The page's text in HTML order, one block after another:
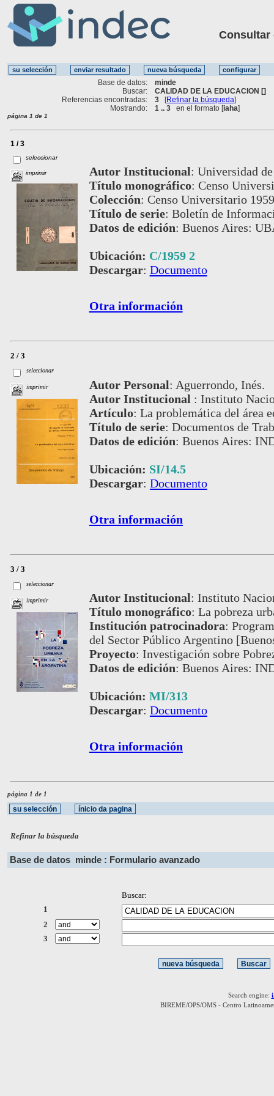
Consultar
Base de datos:
minde
Buscar:
CALIDAD DE LA EDUCACION []
Referencias encontradas:
3 [Refinar la búsqueda]
Mostrando:
1 .. 3 en el formato [iaha]
página 1 de 1
1 / 3
seleccionar
imprimir Autor Institucional: Universidad
Título monográfico: Censo
Colección: Censo Universitario
Título de serie: Boletín de
Datos de edición: Buenos Aires:
Ubicación: C/1959 2
Descargar: Documento
Otra información
2 / 3
seleccionar
imprimir Autor Personal: Aguerrondo, Inés.
Autor Institucional : Instituto
Artículo: La problemática del área
Título de serie: Documentos de
Datos de edición: Buenos Aires:
Ubicación: SI/14.5
Descargar: Documento
Otra información
3 / 3
seleccionar
imprimir Autor Institucional: Instituto
Título monográfico: La pobreza
Institución patrocinadora:
del Sector Público Argentino
Proyecto: Investigación sobre
Datos de edición: Buenos Aires:
Ubicación: MI/313
Descargar: Documento
Otra información
página 1 de 1
Refinar la búsqueda
Base de datos minde : Formulario avanzado
Buscar:
1
2
3
Search engine:
BIREME/OPS/OMS - Centro